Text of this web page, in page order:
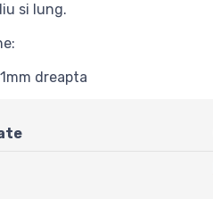
si lung.
dreapta